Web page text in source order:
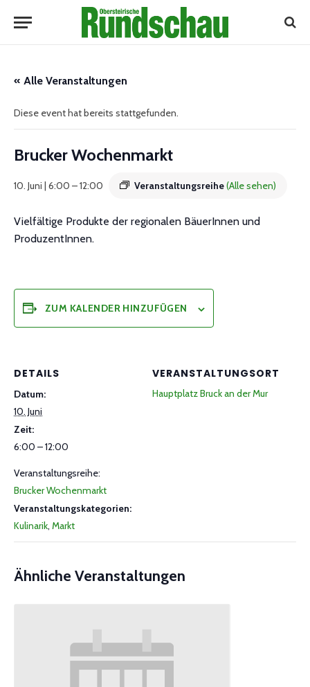
« Alle Veranstaltungen
Diese event hat bereits stattgefunden.
Brucker Wochenmarkt
10. Juni | 6:00 –12:00 Veranstaltungsreihe(Alle sehen)
Vielfältige Produkte der regionalen BäuerInnen und
ProduzentInnen.
ZUM KALENDER HINZUFÜGEN
DETAILS
Datum:
10. Juni
Zeit:
6:00 – 12:00
Veranstaltungsreihe:
Brucker Wochenmarkt
Veranstaltungskategorien:
Kulinarik, Markt
VERANSTALTUNGSORT
Hauptplatz Bruck an der Mur
Ähnliche Veranstaltungen